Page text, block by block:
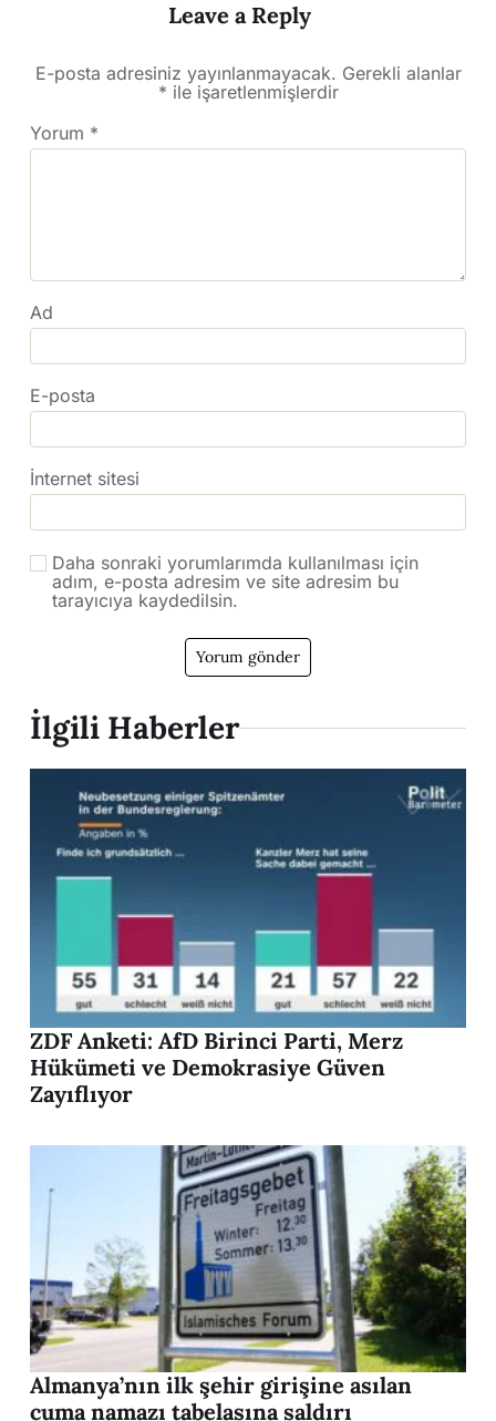
Leave a Reply
E-posta adresiniz yayınlanmayacak. Gerekli alanlar
* ile işaretlenmişlerdir
Yorum *
Ad
E-posta
İnternet sitesi
Daha sonraki yorumlarımda kullanılması için
adım, e-posta adresim ve site adresim bu
tarayıcıya kaydedilsin.
İlgili Haberler
ZDF Anketi: AfD Birinci Parti, Merz
Hükümeti ve Demokrasiye Güven
Zayıflıyor
Almanya’nın ilk şehir girişine asılan
cuma namazı tabelasına saldırı